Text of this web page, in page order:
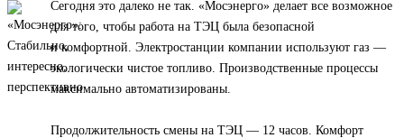
Сегодня это далеко не так. «Мосэнерго» делает все возможное
для того, чтобы работа на ТЭЦ была безопасной
и комфортной. Электростанции компании используют газ —
экологически чистое топливо. Производственные процессы
максимально автоматизированы.
Продолжительность смены на ТЭЦ — 12 часов. Комфорт